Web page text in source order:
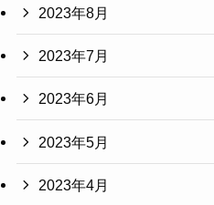
2023年8月
2023年7月
2023年6月
2023年5月
2023年4月